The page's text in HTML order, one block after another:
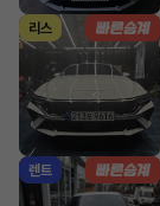
리스
렌트